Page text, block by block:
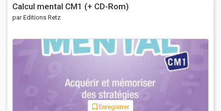
Calcul mental CM1 (+ CD-Rom)
par Editions Retz
Enregistrer